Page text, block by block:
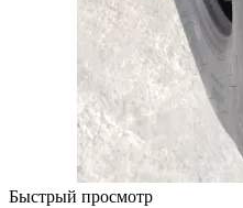
Быстрый просмотр